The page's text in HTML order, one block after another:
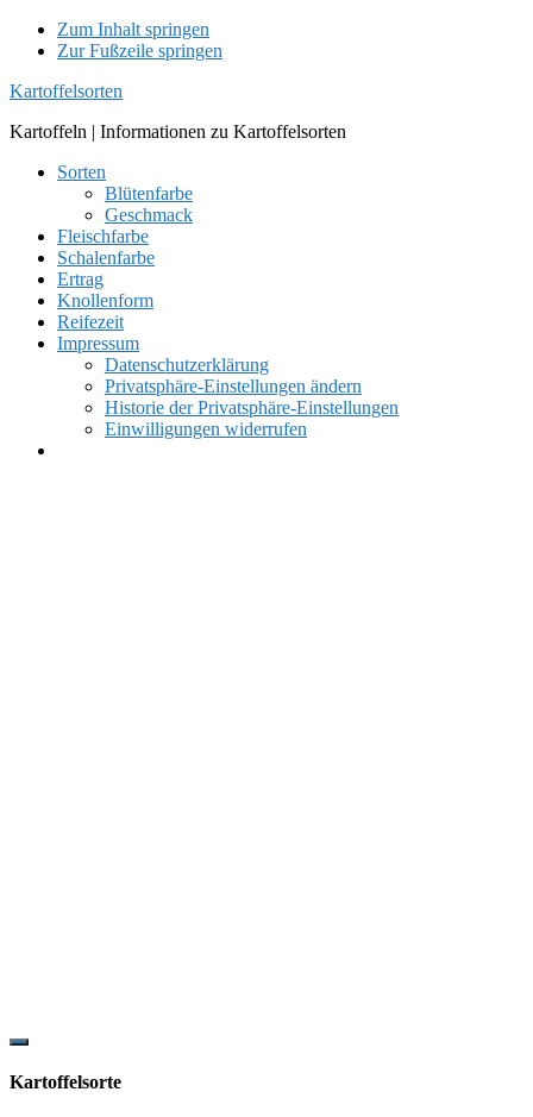
Zum Inhalt springen
Zur Fußzeile springen
Kartoffelsorten
Kartoffeln | Informationen zu Kartoffelsorten
Sorten
Blütenfarbe
Geschmack
Fleischfarbe
Schalenfarbe
Ertrag
Knollenform
Reifezeit
Impressum
Datenschutzerklärung
Privatsphäre-Einstellungen ändern
Historie der Privatsphäre-Einstellungen
Einwilligungen widerrufen
Show
Content
Kartoffelsorte